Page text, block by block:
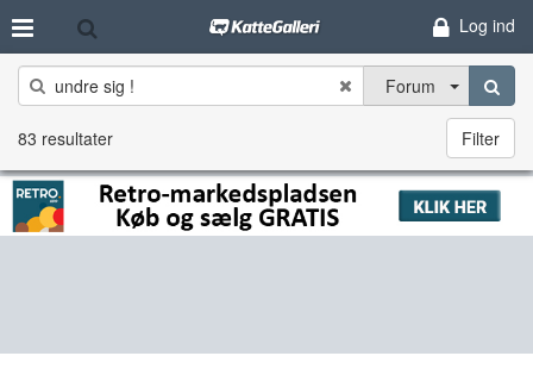
Log ind
Forum
83 resultater Filter